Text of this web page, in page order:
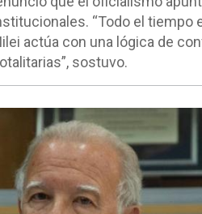
“Todo el tiempo
actúa con una lógica de
sostuvo.